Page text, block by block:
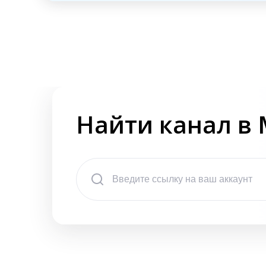
Найти канал в